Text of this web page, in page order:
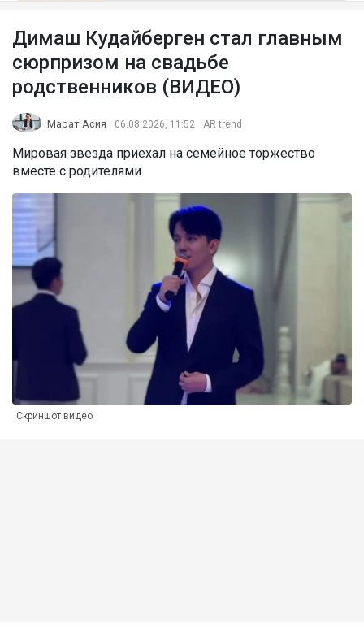
Димаш Кудайберген стал главным
сюрпризом на свадьбе
родственников (ВИДЕО)
Марат Асия 06.08.2026, 11:52 AR trend
Мировая звезда приехал на семейное торжество
вместе с родителями
Скриншот видео